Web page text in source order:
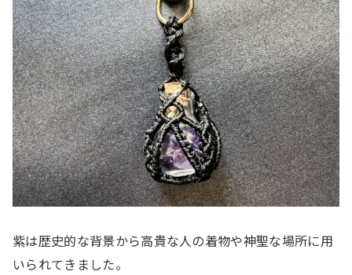
紫は歴史的な背景から高貴な人の着物や神聖な場所に用
いられてきました。